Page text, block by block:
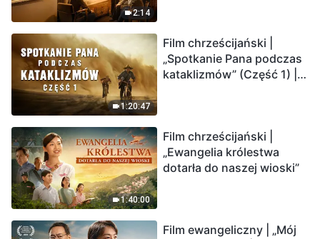
2:14
1:20:47
Film chrześcijański |
„Spotkanie Pana podczas
kataklizmów” (Część 1) |
1:40:00
Film chrześcijański |
„Ewangelia królestwa
dotarła do naszej wioski”
Film ewangeliczny | „Mój